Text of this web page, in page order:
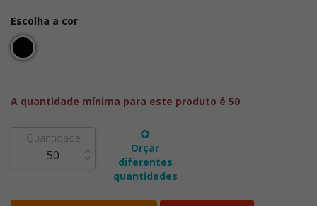
Escolha a cor
A quantidade mínima para este produto é 50
Quantidade
Orçar
diferentes
quantidades